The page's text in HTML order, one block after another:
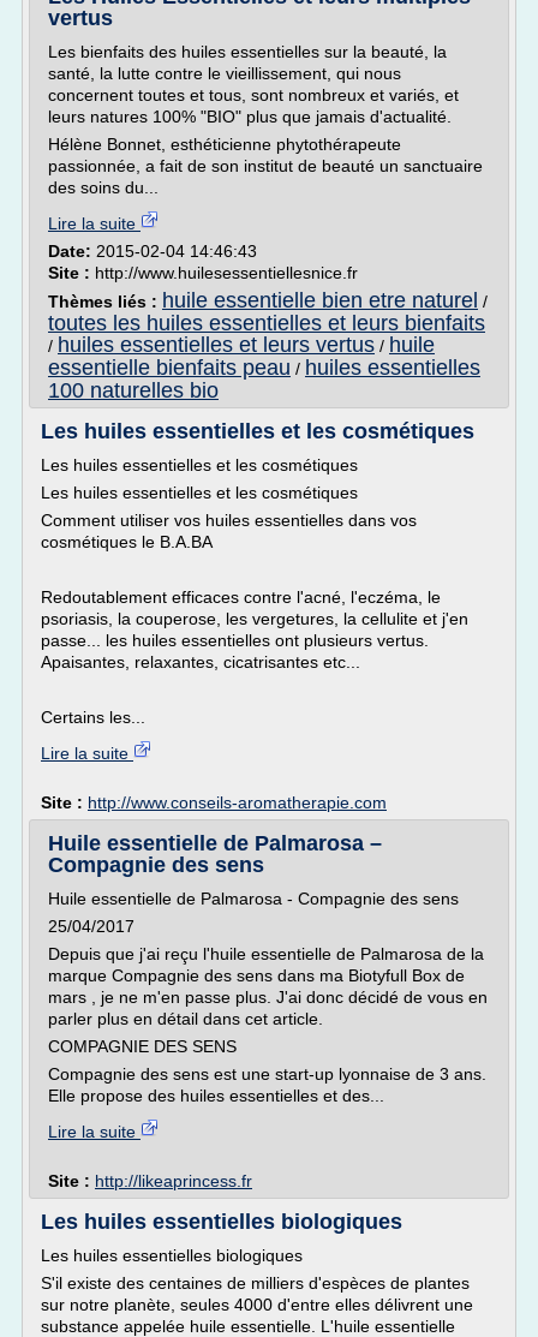
vertus
Les bienfaits des huiles essentielles sur la beauté, la
santé, la lutte contre le vieillissement, qui nous
concernent toutes et tous, sont nombreux et variés, et
leurs natures 100% "BIO" plus que jamais d'actualité.
Hélène Bonnet, esthéticienne phytothérapeute
passionnée, a fait de son institut de beauté un sanctuaire
des soins du...
Lire la suite
Date: 2015-02-04 14:46:43
Site : http://www.huilesessentiellesnice.fr
Thèmes liés : huile essentielle bien etre naturel /
toutes les huiles essentielles et leurs bienfaits
/ huiles essentielles et leurs vertus / huile
essentielle bienfaits peau / huiles essentielles
100 naturelles bio
Les huiles essentielles et les cosmétiques
Les huiles essentielles et les cosmétiques
Les huiles essentielles et les cosmétiques
Comment utiliser vos huiles essentielles dans vos
cosmétiques le B.A.BA
Redoutablement efficaces contre l'acné, l'eczéma, le
psoriasis, la couperose, les vergetures, la cellulite et j'en
passe... les huiles essentielles ont plusieurs vertus.
Apaisantes, relaxantes, cicatrisantes etc...
Certains les...
Lire la suite
Site : http://www.conseils-aromatherapie.com
Huile essentielle de Palmarosa –
Compagnie des sens
Huile essentielle de Palmarosa - Compagnie des sens
25/04/2017
Depuis que j'ai reçu l'huile essentielle de Palmarosa de la
marque Compagnie des sens dans ma Biotyfull Box de
mars , je ne m'en passe plus. J'ai donc décidé de vous en
parler plus en détail dans cet article.
COMPAGNIE DES SENS
Compagnie des sens est une start-up lyonnaise de 3 ans.
Elle propose des huiles essentielles et des...
Lire la suite
Site : http://likeaprincess.fr
Les huiles essentielles biologiques
Les huiles essentielles biologiques
S'il existe des centaines de milliers d'espèces de plantes
sur notre planète, seules 4000 d'entre elles délivrent une
substance appelée huile essentielle. L'huile essentielle